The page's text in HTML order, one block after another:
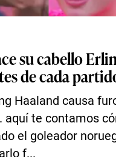
su cabello
de cada
Haaland causa
aquí te contamos
el goleador
f...